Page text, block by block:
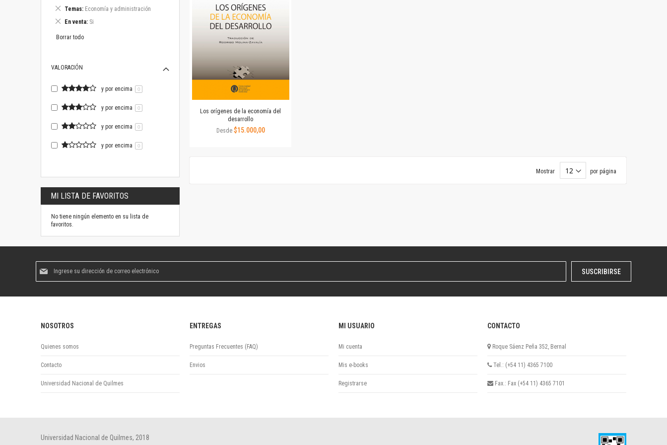
Revista de Ciencias Sociales. Segunda época
Fondo editorial
Biomedicina
Coediciones
La ideología argentina
Libros de arte
Otros títulos
Intersecciones
Convergencia. Entre memoria y sociedad
Series
Los orígenes de la economía del
desarrollo
Desde $15.000,00
Mostrar por página
artículo
Temas Economía y administración
Eliminar
artículo
En venta Si
Eliminar
artículo
Borrar todo
VALORACIÓN
y por encima 0
y por encima 0
y por encima 0
y por encima 0
MI LISTA DE FAVORITOS
No tiene ningún elemento en su lista de
favoritos.
boletín
SUSCRIBIRSE
NOSOTROS
Quienes somos
Contacto
Universidad Nacional de Quilmes
ENTREGAS
Preguntas Frecuentes (FAQ)
Envios
MI USUARIO
Mi cuenta
Mis e-books
Registrarse
CONTACTO
Roque Sáenz Peña 352, Bernal
Tel.: (+54 11) 4365 7100
Fax.: Fax (+54 11) 4365 7101
Universidad Nacional de Quilmes, 2018